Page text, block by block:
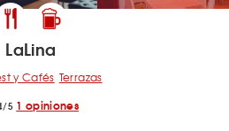
LaLina
y Cafés Terrazas
5 1 opiniones